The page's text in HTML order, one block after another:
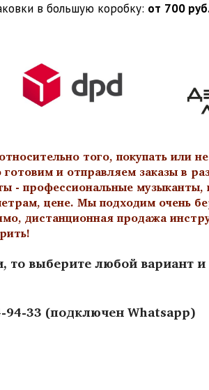
в большую коробку: от 700
того, покупать или
и отправляем заказы в
- профессиональные
цене. Мы подходим очень
дистанционная продажа
то выберите любой
33 (подключен Whatsapp)